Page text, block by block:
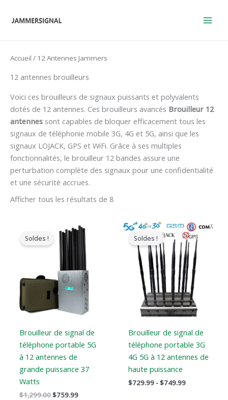
Accueil / 12 Antennes Jammers
12 antennes brouilleurs
Voici ces brouilleurs de signaux puissants et polyvalents
dotés de 12 antennes. Ces brouilleurs avancés Brouilleur 12
antennes sont capables de bloquer efficacement tous les
signaux de téléphonie mobile 3G, 4G et 5G, ainsi que les
signaux LOJACK, GPS et WiFi. Grâce à ses multiples
fonctionnalités, le brouilleur 12 bandes assure une
perturbation complète des signaux pour une confidentialité
et une sécurité accrues.
Afficher tous les résultats de 8
Soldes !
Brouilleur de signal de
téléphone portable 5G
à 12 antennes de
grande puissance 37
Watts
$1,299.00
prix
original
était
$1,299.00.
$759.99
Le
prix
actuel
est
$759.99.
Soldes !
Brouilleur de signal de
téléphone portable 3G
4G 5G à 12 antennes de
haute puissance
$729.99 -$749.99
Gamme
de
prix
:
$729.99
à
$749.99